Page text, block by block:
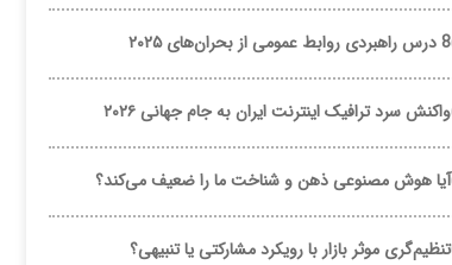
8 درس راهبردی روابط عمومی از بحران‌های ۲۰۲۵
واکنش سرد ترافیک اینترنت ایران به جام جهانی ۲۰۲۶
آیا هوش مصنوعی ذهن و شناخت ما را ضعیف می‌کند؟
تنظیم‌گری موثر بازار با رویکرد مشارکتی یا تنبیهی؟